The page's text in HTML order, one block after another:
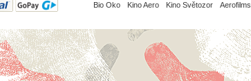
Bio Oko Kino Aero Kino Světozor Aerofilms